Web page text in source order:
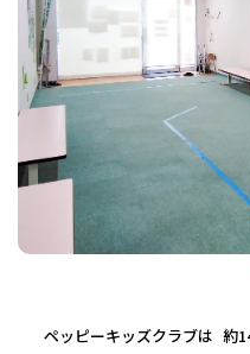
ペッピーキッズクラブは 約